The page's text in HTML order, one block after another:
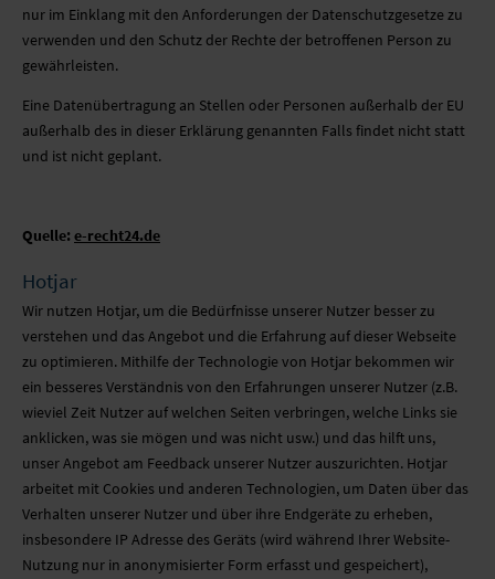
nur im Einklang mit den Anforderungen der Datenschutzgesetze zu
verwenden und den Schutz der Rechte der betroffenen Person zu
gewährleisten.
Eine Datenübertragung an Stellen oder Personen außerhalb der EU
außerhalb des in dieser Erklärung genannten Falls findet nicht statt
und ist nicht geplant.
Quelle: e-recht24.de
Hotjar
Wir nutzen Hotjar, um die Bedürfnisse unserer Nutzer besser zu
verstehen und das Angebot und die Erfahrung auf dieser Webseite
zu optimieren. Mithilfe der Technologie von Hotjar bekommen wir
ein besseres Verständnis von den Erfahrungen unserer Nutzer (z.B.
wieviel Zeit Nutzer auf welchen Seiten verbringen, welche Links sie
anklicken, was sie mögen und was nicht usw.) und das hilft uns,
unser Angebot am Feedback unserer Nutzer auszurichten. Hotjar
arbeitet mit Cookies und anderen Technologien, um Daten über das
Verhalten unserer Nutzer und über ihre Endgeräte zu erheben,
insbesondere IP Adresse des Geräts (wird während Ihrer Website-
Nutzung nur in anonymisierter Form erfasst und gespeichert),